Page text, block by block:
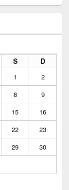
S D
1
2
8
9
15
16
22
23
29
30